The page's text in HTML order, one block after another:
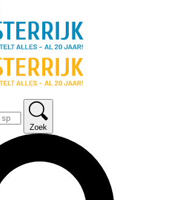
Zoek